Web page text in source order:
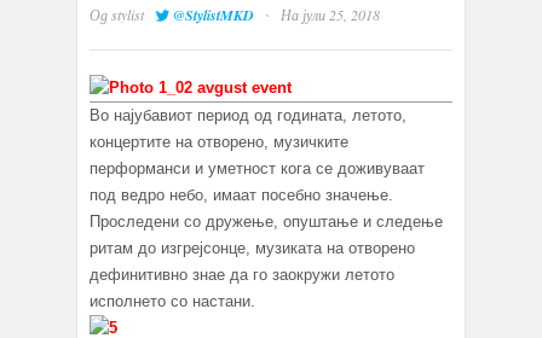
Одstylist @StylistMKD · На јули 25, 2018
Во најубавиот период од годината, летото,
концертите на отворено, музичките
перформанси и уметност кога се доживуваат
под ведро небо, имаат посебно значење.
Проследени со дружење, опуштање и следење
ритам до изгрејсонце, музиката на отворено
дефинитивно знае да го заокружи летото
исполнето со настани.